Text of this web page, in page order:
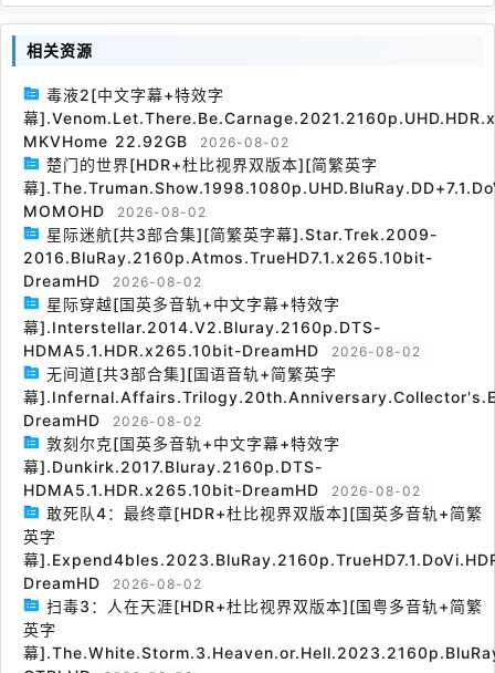
相关资源
毒液2[中文字幕+特效字
幕
MKVHome 22.92GB
2026-08-02
楚门的世界[HDR+杜比视界双版本][简繁英字
幕
MOMOHD
2026-08-02
星际迷航[共3部合集][简繁英字幕].Star.Trek.2009-
2016.BluRay.2160p.Atmos.TrueHD7.1.x265.10bit-
DreamHD
2026-08-02
星际穿越[国英多音轨+中文字幕+特效字
幕].Interstellar.2014.V2.Bluray.2160p.DTS-
HDMA5.1.HDR.x265.10bit-DreamHD
2026-08-02
无间道[共3部合集][国语音轨+简繁英字
幕
DreamHD
2026-08-02
敦刻尔克[国英多音轨+中文字幕+特效字
幕].Dunkirk.2017.Bluray.2160p.DTS-
HDMA5.1.HDR.x265.10bit-DreamHD
2026-08-02
敢死队4：最终章[HDR+杜比视界双版本][国英多音轨+简繁
英字
幕
DreamHD
2026-08-02
扫毒3：人在天涯[HDR+杜比视界双版本][国粤多音轨+简繁
英字
幕